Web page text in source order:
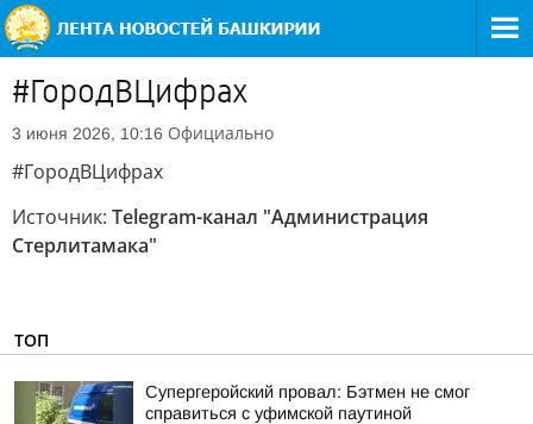
#ГородВЦифрах
3 июня 2026, 10:16 Официально
#ГородВЦифрах
Источник: Telegram-канал "Администрация
Стерлитамака"
ТОП
Супергеройский провал: Бэтмен не смог
справиться с уфимской паутиной